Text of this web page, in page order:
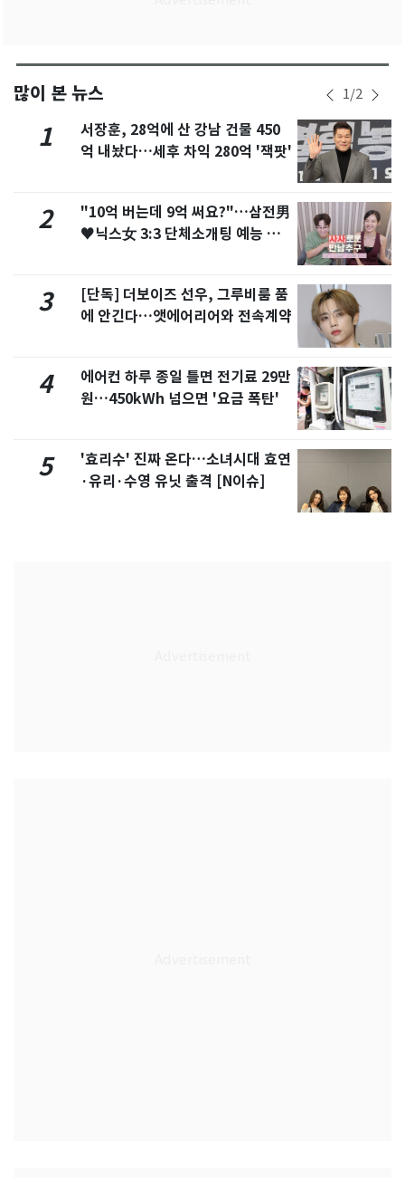
많이 본 뉴스 1/2
1
서장훈, 28억에 산 강남 건물 450
억 내놨다…세후 차익 280억 '잭팟'
2
"10억 버는데 9억 써요?"…삼전男
♥닉스女 3:3 단체소개팅 예능 화
3
[단독] 더보이즈 선우, 그루비룸 품
에 안긴다…앳에어리어와 전속계약
4
에어컨 하루 종일 틀면 전기료 29만
원…450kWh 넘으면 '요금 폭탄'
5
'효리수' 진짜 온다…소녀시대 효연
·유리·수영 유닛 출격 [N이슈]